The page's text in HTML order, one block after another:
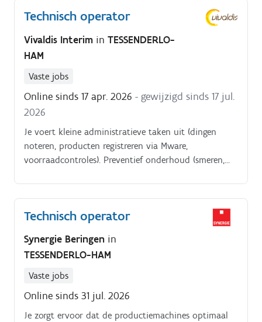
Technisch operator
Vivaldis Interim in TESSENDERLO-
HAM
Vaste jobs
Online sinds 17 apr. 2026 - gewijzigd sinds 17 jul.
2026
Je voert kleine administratieve taken uit (dingen
noteren, producten registreren via Mware,
voorraadcontroles). Preventief onderhoud (smeren,
Technisch operator
Synergie Beringen in
TESSENDERLO-HAM
Vaste jobs
Online sinds 31 jul. 2026
Je zorgt ervoor dat de productiemachines optimaal